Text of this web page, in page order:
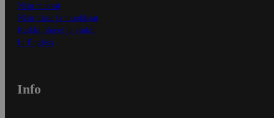
Näin maksat
Näin tilaat ja muokkaat
Kaikki ohjeet ja vinkit
In English
Info